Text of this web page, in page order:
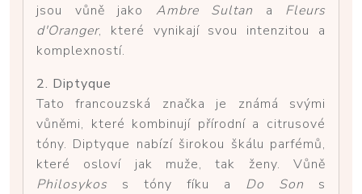
jsou vůně jako Ambre Sultan a Fleurs
d'Oranger, které vynikají svou intenzitou a
komplexností.
2. Diptyque
Tato francouzská značka je známá svými
vůněmi, které kombinují přírodní a citrusové
tóny. Diptyque nabízí širokou škálu parfémů,
které osloví jak muže, tak ženy. Vůně
Philosykos s tóny fíku a Do Son s